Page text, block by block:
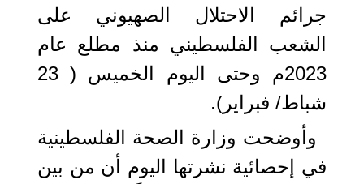
جرائم الاحتلال الصهيوني على
الشعب الفلسطيني منذ مطلع عام
2023م وحتى اليوم الخميس ( 23
شباط/ فبراير).
وأوضحت وزارة الصحة الفلسطينية
في إحصائية نشرتها اليوم أن من بين